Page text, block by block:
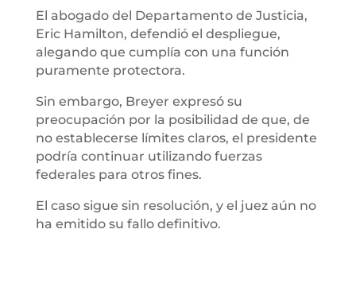
El abogado del Departamento de Justicia,
Eric Hamilton, defendió el despliegue,
alegando que cumplía con una función
puramente protectora.
Sin embargo, Breyer expresó su
preocupación por la posibilidad de que, de
no establecerse límites claros, el presidente
podría continuar utilizando fuerzas
federales para otros fines.
El caso sigue sin resolución, y el juez aún no
ha emitido su fallo definitivo.